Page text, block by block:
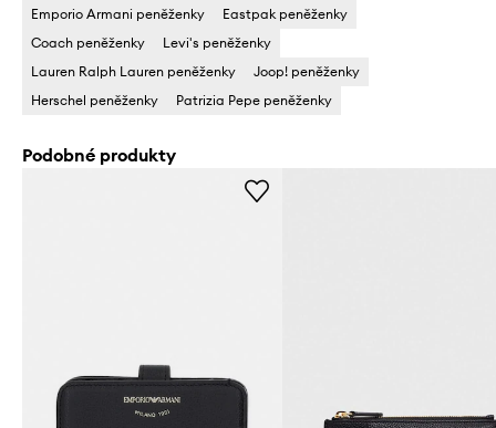
Emporio Armani peněženky
Eastpak peněženky
Coach peněženky
Levi's peněženky
Lauren Ralph Lauren peněženky
Joop! peněženky
Herschel peněženky
Patrizia Pepe peněženky
Podobné produkty